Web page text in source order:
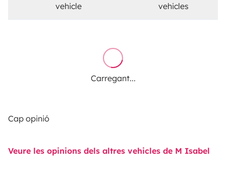
vehicle
vehicles
Carregant...
Cap opinió
Veure les opinions dels altres vehicles de M Isabel